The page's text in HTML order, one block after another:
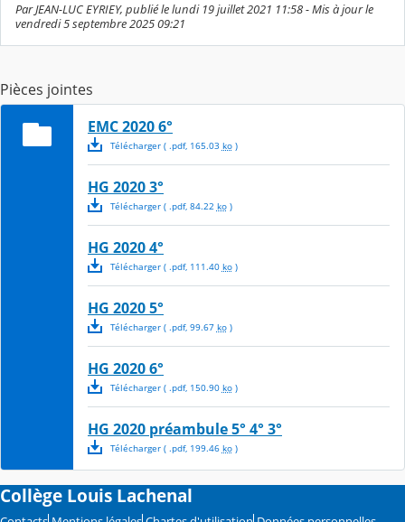
Par JEAN-LUC EYRIEY, publié le lundi 19 juillet 2021 11:58 - Mis à jour le
vendredi 5 septembre 2025 09:21
Pièces jointes
EMC 2020 6°
Télécharger( .pdf, 165.03 ko)
HG 2020 3°
Télécharger( .pdf, 84.22 ko)
HG 2020 4°
Télécharger( .pdf, 111.40 ko)
HG 2020 5°
Télécharger( .pdf, 99.67 ko)
HG 2020 6°
Télécharger( .pdf, 150.90 ko)
HG 2020 préambule 5° 4° 3°
Télécharger( .pdf, 199.46 ko)
Collège Louis Lachenal